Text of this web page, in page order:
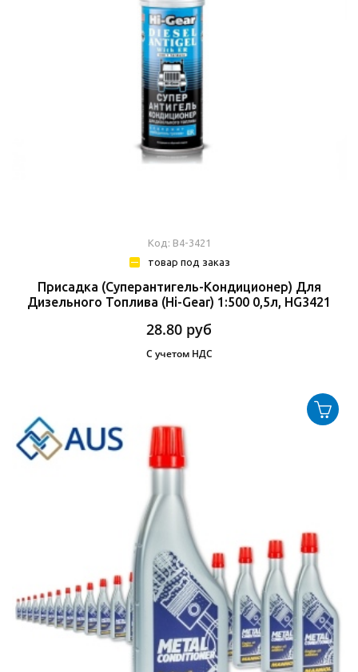
Код: В4-3421
товар под заказ
Присадка (Суперантигель-Кондиционер) Для
Дизельного Топлива (Hi-Gear) 1:500 0,5л, HG3421
28.80 руб
С учетом НДС